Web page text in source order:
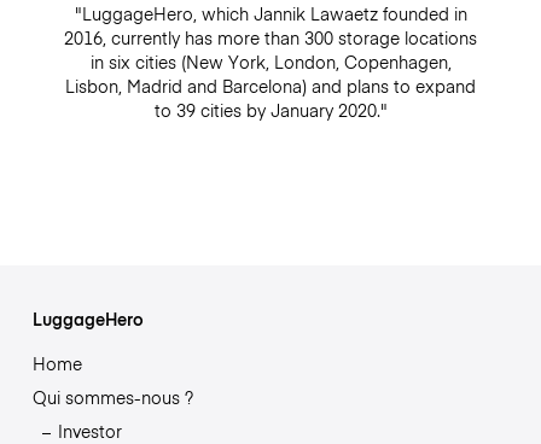
"LuggageHero, which Jannik Lawaetz founded in
2016, currently has more than 300 storage locations
in six cities (New York, London, Copenhagen,
Lisbon, Madrid and Barcelona) and plans to expand
to 39 cities by January 2020."
LuggageHero
Home
Qui sommes-nous ?
Investor